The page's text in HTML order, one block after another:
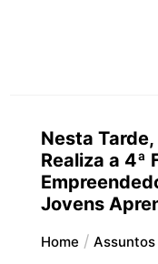
Nesta
Realiza a 4ª
Jovens
Home Assuntos